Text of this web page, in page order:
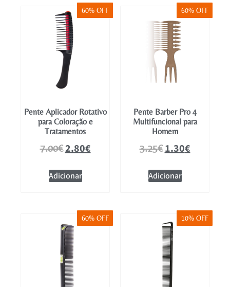
60% OFF
Pente Aplicador Rotativo
para Coloração e
Tratamentos
7.00€2.80€
Adicionar
60% OFF
Pente Barber Pro 4
Multifuncional para
Homem
3.25€1.30€
Adicionar
60% OFF 10% OFF